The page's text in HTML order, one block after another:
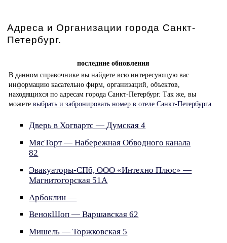
Адреса и Организации города Санкт-
Петербург.
последние обновления
В данном справочнике вы найдете всю интересующую вас
информацию касательно фирм, организаций, объектов,
находящихся по адресам города Санкт-Петербург. Так же, вы
можетевыбрать и забронировать номер в отеле Санкт-Петербурга
Дверь в Хогвартс — Думская 4
МясТорт — Набережная Обводного канала
82
Эвакуаторы-СПб, ООО «Интехно Плюс» —
Магнитогорская 51А
Арбоклин —
ВенокШоп — Варшавская 62
Мишель — Торжковская 5